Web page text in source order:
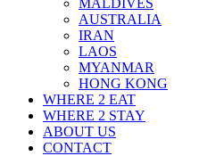
MALDIVES
AUSTRALIA
IRAN
LAOS
MYANMAR
HONG KONG
WHERE 2 EAT
WHERE 2 STAY
ABOUT US
CONTACT